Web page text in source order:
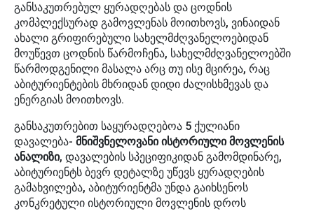
განსაკუთრებულ ყურადღებას და ცოდნის
კომპლექსურად გამოვლენას მოითხოვს, ვინაიდან
ახალი გრიფირებული სახელმძღვანელოებიდან
მოუწევთ ცოდნის წარმოჩენა, სახელმძღვანელოებში
წარმოდგენილი მასალა არც თუ ისე მცირეა, რაც
აბიტურიენტების მხრიდან დიდი ძალისხმევას და
ენერგიას მოითხოვს.
განსაკუთრებით საყურადღებოა 5 ქულიანი
დავალება- მნიშვნელოვანი ისტორიული მოვლენის
ანალიზი, დავალების სპეციფიკიდან გამომდინარე,
აბიტურიენტს ბევრ დეტალზე უწევს ყურადღების
გამახვილება, აბიტურიენტმა უნდა გაიხსენოს
კონკრეტული ისტორიული მოვლენის დროს